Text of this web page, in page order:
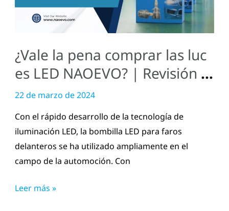
¿Vale la pena comprar las luc
es LED NAOEVO? | Revisión c
ompleta
22 de marzo de 2024
Con el rápido desarrollo de la tecnología de
iluminación LED, la bombilla LED para faros
delanteros se ha utilizado ampliamente en el
campo de la automoción. Con
luces
|
Revisión
Leer más »